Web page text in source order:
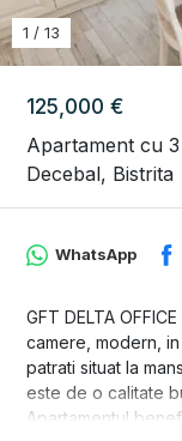
125,000 €
Apartament cu
Decebal, Bistrita
1 / 13
WhatsApp
GFT DELTA
camere, modern,
patrati situat la
este de o calitate
Apartamentul